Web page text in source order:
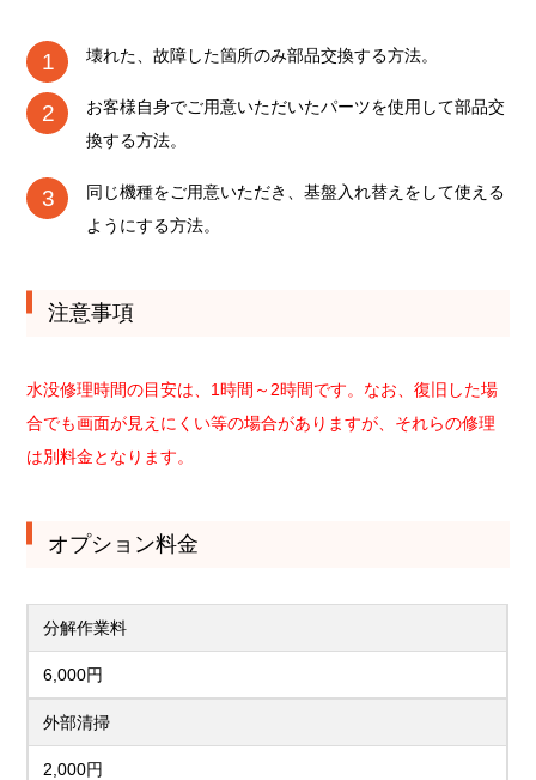
壊れた、故障した箇所のみ部品交換する方法。
お客様自身でご用意いただいたパーツを使用して部品交
換する方法。
同じ機種をご用意いただき、基盤入れ替えをして使える
ようにする方法。
注意事項
水没修理時間の目安は、1時間～2時間です。なお、復旧した場
合でも画面が見えにくい等の場合がありますが、それらの修理
は別料金となります。
オプション料金
分解作業料
6,000円
外部清掃
2,000円